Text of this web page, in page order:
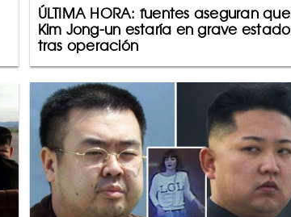
ÚLTIMA HORA: fuentes aseguran que
Kim Jong-un estaría en grave estado
tras operación